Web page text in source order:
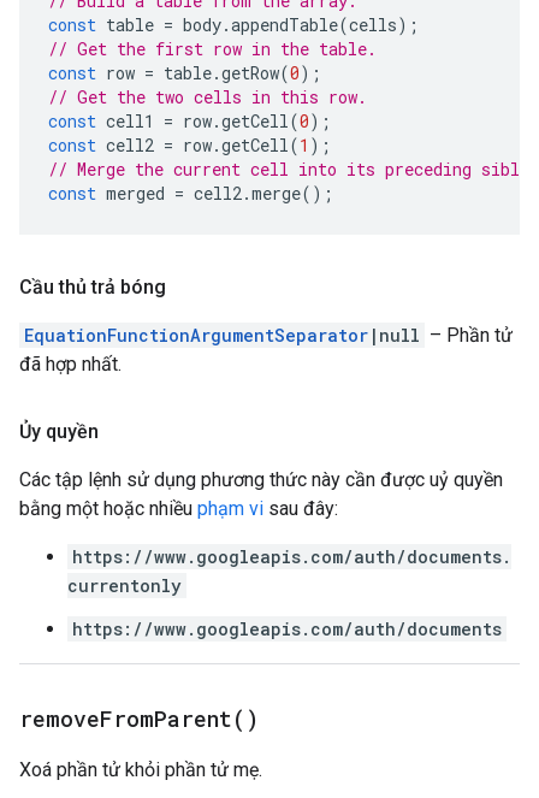
const table = body.appendTable(cells);
// Get the first row in the table.
const row = table.getRow(0);
// Get the two cells in this row.
const cell1 = row.getCell(0);
const cell2 = row.getCell(1 );
// Merge the current cell into its preceding
const merged = cell2.merge();
Cầu thủ trả bóng
EquationFunctionArgumentSeparator |null – Phần tử
đã hợp nhất.
Ủy quyền
Các tập lệnh sử dụng phương thức này cần được uỷ quyền
bằng một hoặc nhiều phạm vi sau đây:
https://www.googleapis.com/auth/documents.
currentonly
https://www.googleapis.com/auth/documents
removeFromParent( )
Xoá phần tử khỏi phần tử mẹ.